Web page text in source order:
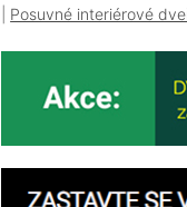
Posuvné interiérové